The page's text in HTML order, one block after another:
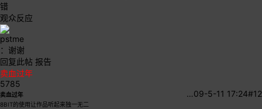
错
观众反应
pstme
：谢谢
回复此帖 报告
卖血过年
5785
#12
09-5-11 17:24
…
卖血过年
8BIT的使用让作品听起来独一无二